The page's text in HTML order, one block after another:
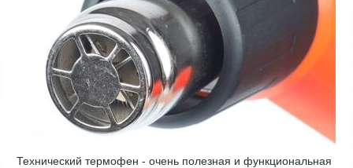
Технический термофен - очень полезная и функциональная